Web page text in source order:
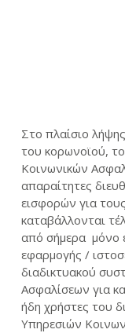
Στο πλαίσιο
του κορωνοϊού,
Κοινωνικών
απαραίτητες
εισφορών για
καταβάλλονται
από σήμερα μόνο
εφαρμογής /
διαδικτυακού
Ασφαλίσεων για
ήδη χρήστες του
Υπηρεσιών